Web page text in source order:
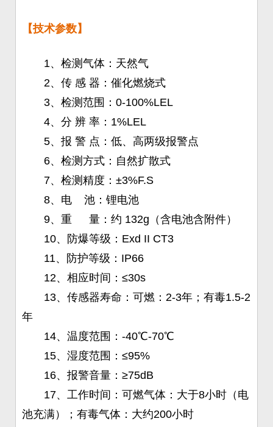
【技术参数】
1、检测气体：天然气
2、传 感 器：催化燃烧式
3、检测范围：0-100%LEL
4、分 辨 率：1%LEL
5、报 警 点：低、高两级报警点
6、检测方式：自然扩散式
7、检测精度：±3%F.S
8、电 池：锂电池
9、重 量：约 132g（含电池含附件）
10、防爆等级：Exd II CT3
11、防护等级：IP66
12、相应时间：≤30s
13、传感器寿命：可燃：2-3年；有毒1.5-2
年
14、温度范围：-40℃-70℃
15、湿度范围：≤95%
16、报警音量：≥75dB
17、工作时间：可燃气体：大于8小时（电
池充满）；有毒气体：大约200小时